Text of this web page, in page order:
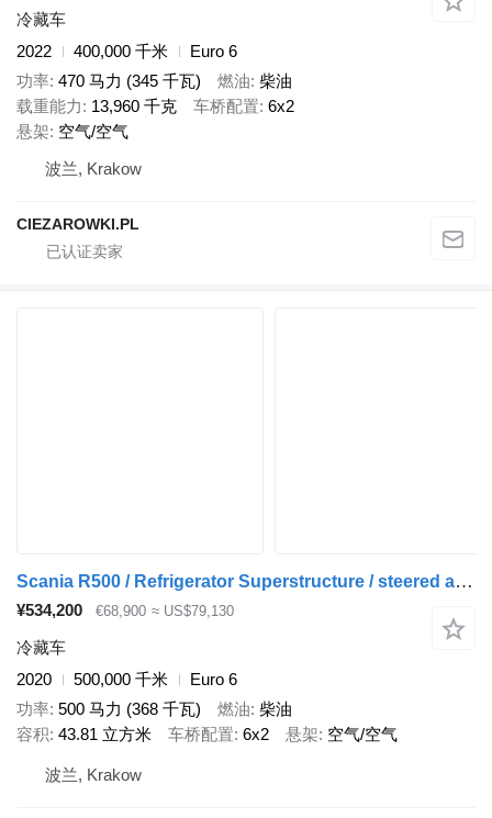
冷藏车
2022
400,000 千米
Euro 6
功率 470 马力 (345 千瓦) 燃油 柴油
载重能力
13,960 千克 车桥配置 6x2
悬架 空气/空气
波兰, Krakow
CIEZAROWKI.PL
Scania R500 / Refrigerator Superstructure / steered axle / several unit
¥534,200 €68,900 ≈ US$79,130
冷藏车
2020
500,000 千米
Euro 6
功率 500 马力 (368 千瓦) 燃油 柴油
容积 43.81 立方米 车桥配置 6x2 悬架 空气/空气
波兰, Krakow